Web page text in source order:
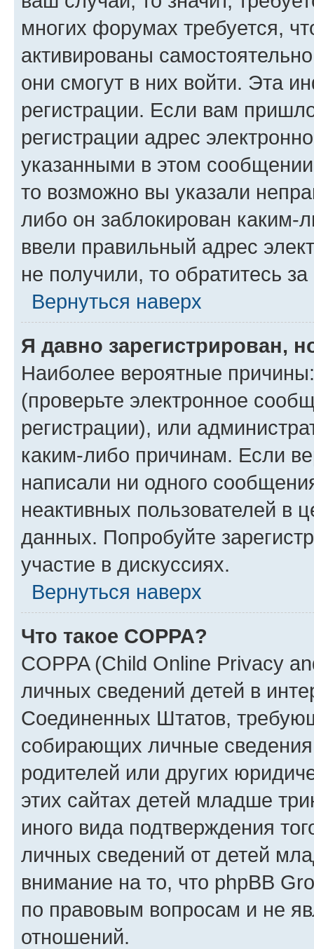
многих форумах требуется,
активированы
они смогут в них войти. Эта
регистрации. Если вам
регистрации адрес
указанными в этом
то возможно вы указали
либо он заблокирован
ввели правильный адрес
не получили, то обратитесь
Вернуться наверх
Я давно зарегистрирован,
Наиболее вероятные
(проверьте электронное
регистрации), или
каким-либо причинам. Если
написали ни одного
неактивных пользователей в
данных. Попробуйте
участие в дискуссиях.
Вернуться наверх
Что такое COPPA?
COPPA (Child Online Privacy
личных сведений детей в
Соединенных Штатов,
собирающих личные
родителей или других
этих сайтах детей младше
иного вида подтверждения
личных сведений от детей
внимание на то, что phpBB
по правовым вопросам и не
отношений.